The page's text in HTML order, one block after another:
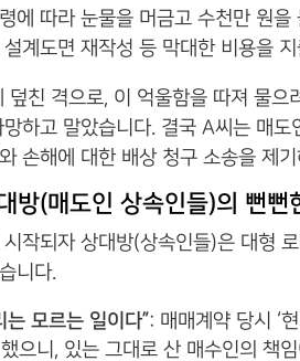
에 따라 눈물을 머금고 수천만 원
계도면 재작성 등 막대한 비용을
덮친 격으로, 이 억울함을 따져 물으
망하고 말았습니다. 결국 A씨는 매
손해에 대한 배상 청구 소송을 제기
방(매도인 상속인들)의 뻔뻔
작되자 상대방(상속인들)은 대형
니다.
는 모르는 일이다”: 매매계약 당시 ‘
으니, 있는 그대로 산 매수인의 책임